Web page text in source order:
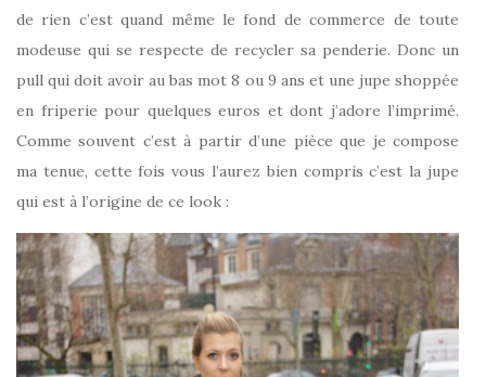
de rien c’est quand même le fond de commerce de toute
modeuse qui se respecte de recycler sa penderie. Donc un
pull qui doit avoir au bas mot 8 ou 9 ans et une jupe shoppée
en friperie pour quelques euros et dont j’adore l’imprimé.
Comme souvent c’est à partir d’une pièce que je compose
ma tenue, cette fois vous l’aurez bien compris c’est la jupe
qui est à l’origine de ce look :